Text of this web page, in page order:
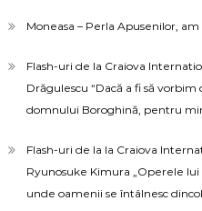
Moneasa – Perla Apusenilor,
Flash-uri de la Craiova
Drăgulescu “Dacă a fi să
domnului Boroghină, pentru
Flash-uri de la la Craiova
Ryunosuke Kimura „Operele
unde oamenii se întâlnesc